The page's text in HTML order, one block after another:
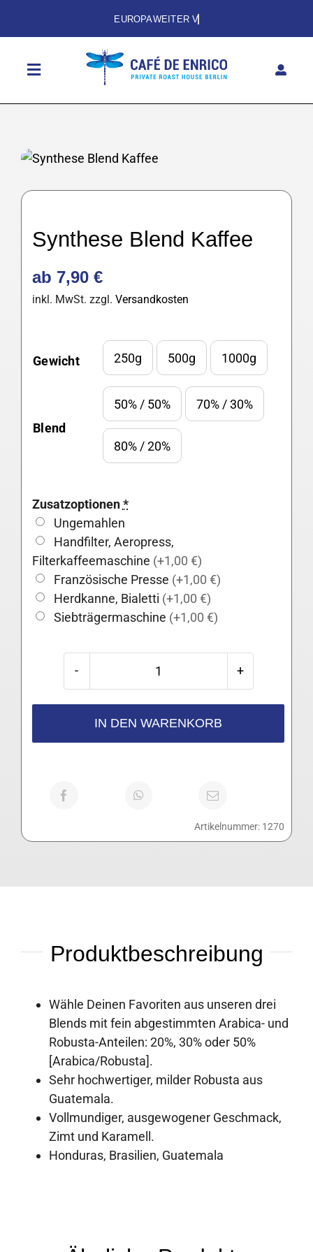
Toggle
SHOP
GESCHICHTE
KONTAKT
EN
Synthese Blend Kaffee
ab 7,90 €
inkl. MwSt. zzgl. Versandkosten
Gewicht 250g 500g 1000g
Blend
50% / 50% 70% / 30%
80% / 20%
Zusatzoptionen*
Ungemahlen
Handfilter, Aeropress,
Filterkaffeemaschine (+1,00 €)
Französische Presse (+1,00 €)
Herdkanne, Bialetti (+1,00 €)
Siebträgermaschine (+1,00 €)
Synthese
Kaffee
IN DEN WARENKORB
Artikelnummer: 1270
Produktbeschreibung
Wähle Deinen Favoriten aus unseren drei
Blends mit fein abgestimmten Arabica- und
Robusta-Anteilen: 20%, 30% oder 50%
[Arabica/Robusta].
Sehr hochwertiger, milder Robusta aus
Guatemala.
Vollmundiger, ausgewogener Geschmack,
Zimt und Karamell.
Honduras, Brasilien, Guatemala